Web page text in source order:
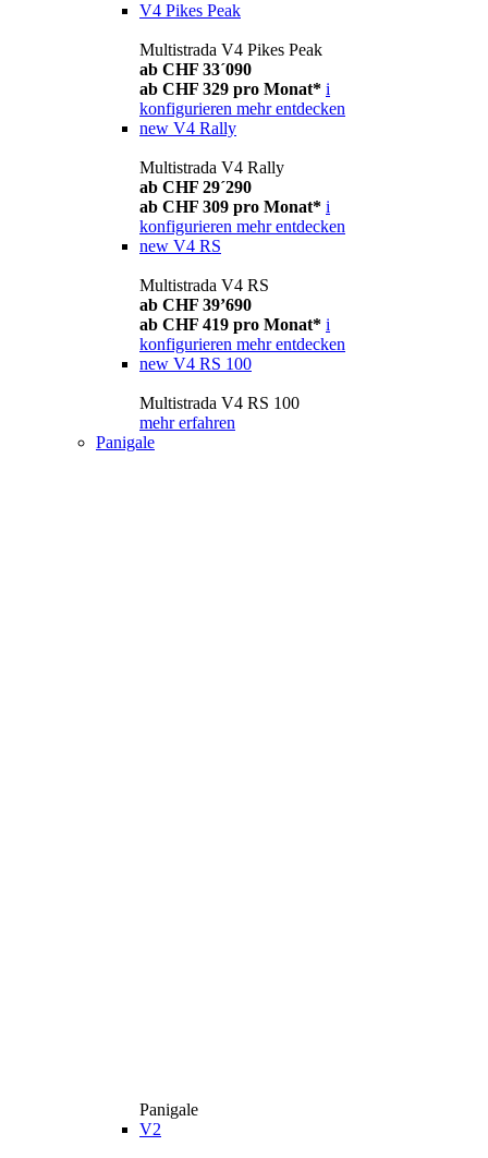
V4 Pikes Peak
Multistrada V4 Pikes Peak
ab CHF 33´090
ab CHF 329 pro Monat* i
konfigurieren mehr entdecken
new V4 Rally
Multistrada V4 Rally
ab CHF 29´290
ab CHF 309 pro Monat* i
konfigurieren mehr entdecken
new V4 RS
Multistrada V4 RS
ab CHF 39’690
ab CHF 419 pro Monat* i
konfigurieren mehr entdecken
new V4 RS 100
Multistrada V4 RS 100
mehr erfahren
Panigale
Panigale
V2